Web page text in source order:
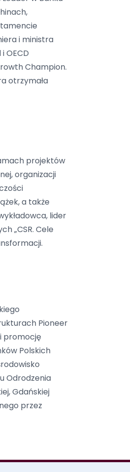
i ministra
OECD
Champion.
otrzymała
projektów
organizacji
a także
lider
„CSR. Cele
Pioneer
promocję
Polskich
Odrodzenia
Gdańskiej
przez